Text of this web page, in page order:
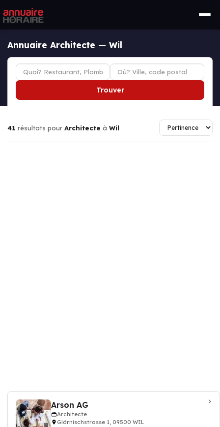
Annuaire Architecte — Wil
Trouver
41 résultats pour Architecte à Wil
Arson AG
Architecte
Glärnischstrasse 1, 09500 WIL